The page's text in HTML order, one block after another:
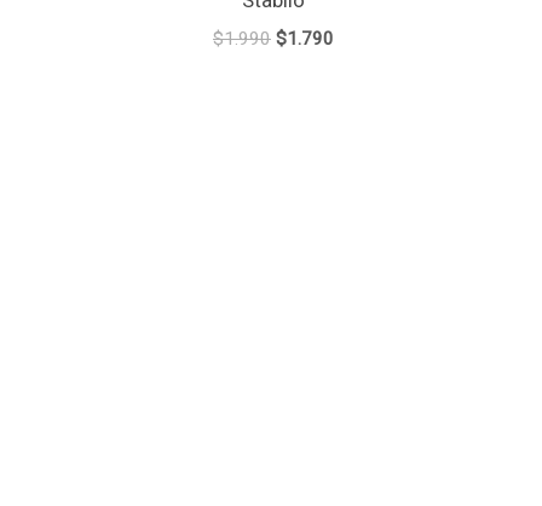
$1.990 $1.790